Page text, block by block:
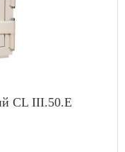
CL III.50.Е